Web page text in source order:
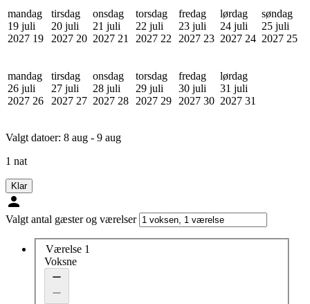
mandag
19 juli
2027 19
tirsdag
20 juli
2027 20
onsdag
21 juli
2027 21
torsdag
22 juli
2027 22
fredag
23 juli
2027 23
lørdag
24 juli
2027 24
søndag
25 juli
2027 25
mandag
26 juli
2027 26
tirsdag
27 juli
2027 27
onsdag
28 juli
2027 28
torsdag
29 juli
2027 29
fredag
30 juli
2027 30
lørdag
31 juli
2027 31
Valgt datoer: 8 aug - 9 aug
1 nat
Klar
Valgt antal gæster og værelser
Værelse 1
Voksne